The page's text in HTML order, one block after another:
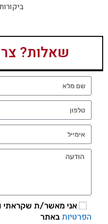
שאלות?
אני מאשר/ת שקראתי
הפרטיות באתר